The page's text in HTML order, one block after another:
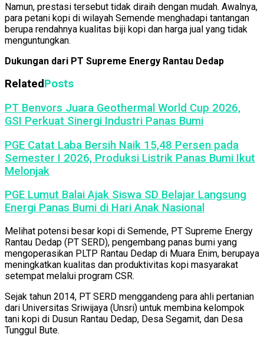
Namun, prestasi tersebut tidak diraih dengan mudah. Awalnya,
para petani kopi di wilayah Semende menghadapi tantangan
berupa rendahnya kualitas biji kopi dan harga jual yang tidak
menguntungkan.
Dukungan dari PT Supreme Energy Rantau Dedap
RelatedPosts
PT Benvors Juara Geothermal World Cup 2026,
GSI Perkuat Sinergi Industri Panas Bumi
PGE Catat Laba Bersih Naik 15,48 Persen pada
Semester I 2026, Produksi Listrik Panas Bumi Ikut
Melonjak
PGE Lumut Balai Ajak Siswa SD Belajar Langsung
Energi Panas Bumi di Hari Anak Nasional
Melihat potensi besar kopi di Semende, PT Supreme Energy
Rantau Dedap (PT SERD), pengembang panas bumi yang
mengoperasikan PLTP Rantau Dedap di Muara Enim, berupaya
meningkatkan kualitas dan produktivitas kopi masyarakat
setempat melalui program CSR.
Sejak tahun 2014, PT SERD menggandeng para ahli pertanian
dari Universitas Sriwijaya (Unsri) untuk membina kelompok
tani kopi di Dusun Rantau Dedap, Desa Segamit, dan Desa
Tunggul Bute.